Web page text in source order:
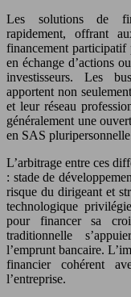
Les solutions de
rapidement, offrant
financement
en échange d’actions
investisseurs. Les
apportent non
et leur réseau
généralement une
en SAS
L’arbitrage entre ces
: stade de
risque du dirigeant et
technologique
pour financer sa
traditionnelle
l’emprunt bancaire.
financier cohérent
l’entreprise.